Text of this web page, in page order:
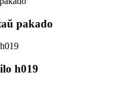
pakado
h019